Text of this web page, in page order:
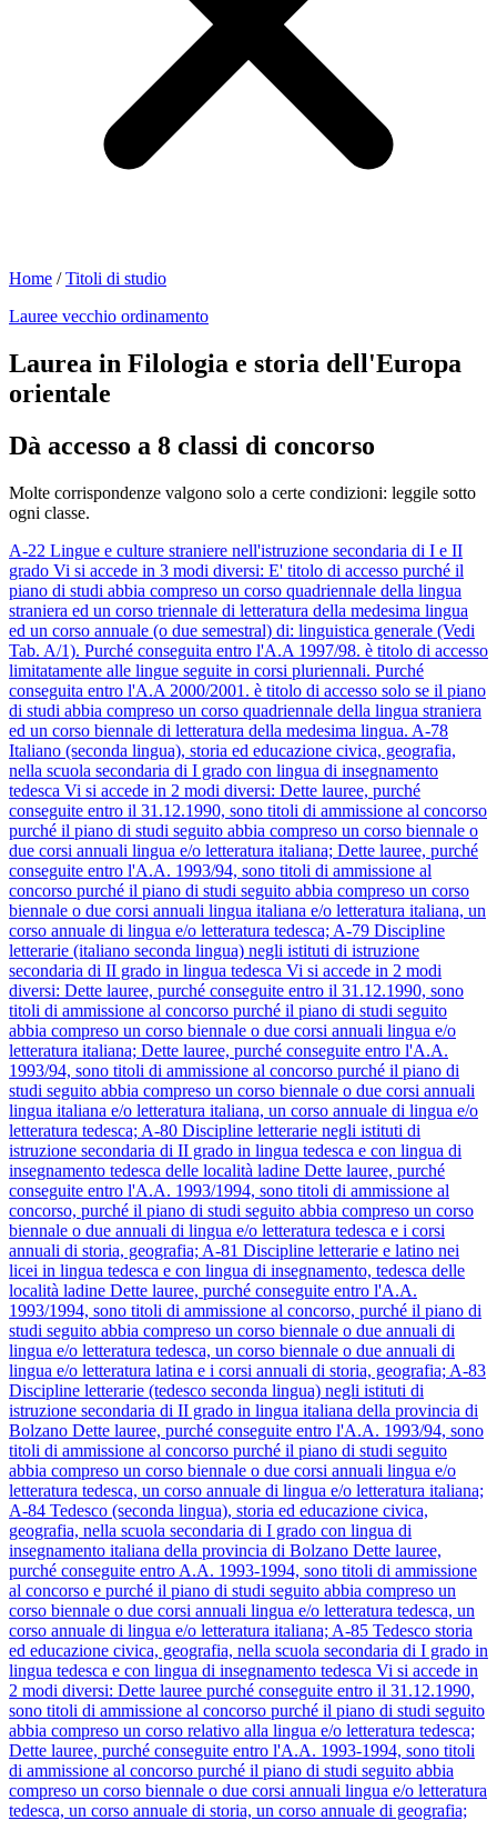
Home /Titoli di studio
Lauree vecchio ordinamento
Laurea in Filologia e storia dell'Europa
orientale
Dà accesso a 8 classi di concorso
Molte corrispondenze valgono solo a certe condizioni: leggile sotto
ogni classe.
A-22 Lingue e culture straniere nell'istruzione secondaria di I e II
grado Vi si accede in 3 modi diversi: E' titolo di accesso purché il
piano di studi abbia compreso un corso quadriennale della lingua
straniera ed un corso triennale di letteratura della medesima lingua
ed un corso annuale (o due semestral) di: linguistica generale (Vedi
Tab. A/1). Purché conseguita entro l'A.A 1997/98. è titolo di accesso
limitatamente alle lingue seguite in corsi pluriennali. Purché
conseguita entro l'A.A 2000/2001. è titolo di accesso solo se il piano
di studi abbia compreso un corso quadriennale della lingua straniera
ed un corso biennale di letteratura della medesima lingua. A-78
Italiano (seconda lingua), storia ed educazione civica, geografia,
nella scuola secondaria di I grado con lingua di insegnamento
tedesca Vi si accede in 2 modi diversi: Dette lauree, purché
conseguite entro il 31.12.1990, sono titoli di ammissione al concorso
purché il piano di studi seguito abbia compreso un corso biennale o
due corsi annuali lingua e/o letteratura italiana; Dette lauree, purché
conseguite entro l'A.A. 1993/94, sono titoli di ammissione al
concorso purché il piano di studi seguito abbia compreso un corso
biennale o due corsi annuali lingua italiana e/o letteratura italiana, un
corso annuale di lingua e/o letteratura tedesca; A-79 Discipline
letterarie (italiano seconda lingua) negli istituti di istruzione
secondaria di II grado in lingua tedesca Vi si accede in 2 modi
diversi: Dette lauree, purché conseguite entro il 31.12.1990, sono
titoli di ammissione al concorso purché il piano di studi seguito
abbia compreso un corso biennale o due corsi annuali lingua e/o
letteratura italiana; Dette lauree, purché conseguite entro l'A.A.
1993/94, sono titoli di ammissione al concorso purché il piano di
studi seguito abbia compreso un corso biennale o due corsi annuali
lingua italiana e/o letteratura italiana, un corso annuale di lingua e/o
letteratura tedesca; A-80 Discipline letterarie negli istituti di
istruzione secondaria di II grado in lingua tedesca e con lingua di
insegnamento tedesca delle località ladine Dette lauree, purché
conseguite entro l'A.A. 1993/1994, sono titoli di ammissione al
concorso, purché il piano di studi seguito abbia compreso un corso
biennale o due annuali di lingua e/o letteratura tedesca e i corsi
annuali di storia, geografia; A-81 Discipline letterarie e latino nei
licei in lingua tedesca e con lingua di insegnamento, tedesca delle
località ladine Dette lauree, purché conseguite entro l'A.A.
1993/1994, sono titoli di ammissione al concorso, purché il piano di
studi seguito abbia compreso un corso biennale o due annuali di
lingua e/o letteratura tedesca, un corso biennale o due annuali di
lingua e/o letteratura latina e i corsi annuali di storia, geografia; A-83
Discipline letterarie (tedesco seconda lingua) negli istituti di
istruzione secondaria di II grado in lingua italiana della provincia di
Bolzano Dette lauree, purché conseguite entro l'A.A. 1993/94, sono
titoli di ammissione al concorso purché il piano di studi seguito
abbia compreso un corso biennale o due corsi annuali lingua e/o
letteratura tedesca, un corso annuale di lingua e/o letteratura italiana;
A-84 Tedesco (seconda lingua), storia ed educazione civica,
geografia, nella scuola secondaria di I grado con lingua di
insegnamento italiana della provincia di Bolzano Dette lauree,
purché conseguite entro A.A. 1993-1994, sono titoli di ammissione
al concorso e purché il piano di studi seguito abbia compreso un
corso biennale o due corsi annuali lingua e/o letteratura tedesca, un
corso annuale di lingua e/o letteratura italiana; A-85 Tedesco storia
ed educazione civica, geografia, nella scuola secondaria di I grado in
lingua tedesca e con lingua di insegnamento tedesca Vi si accede in
2 modi diversi: Dette lauree purché conseguite entro il 31.12.1990,
sono titoli di ammissione al concorso purché il piano di studi seguito
abbia compreso un corso relativo alla lingua e/o letteratura tedesca;
Dette lauree, purché conseguite entro l'A.A. 1993-1994, sono titoli
di ammissione al concorso purché il piano di studi seguito abbia
compreso un corso biennale o due corsi annuali lingua e/o letteratura
tedesca, un corso annuale di storia, un corso annuale di geografia;